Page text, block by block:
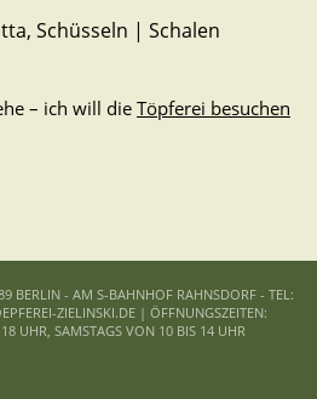
, Schüsseln | Schalen
– ich will die Töpferei besuchen
BERLIN - AM S-BAHNHOF RAHNSDORF - TEL:
ZIELINSKI.DE | ÖFFNUNGSZEITEN:
UHR, SAMSTAGS VON 10 BIS 14 UHR